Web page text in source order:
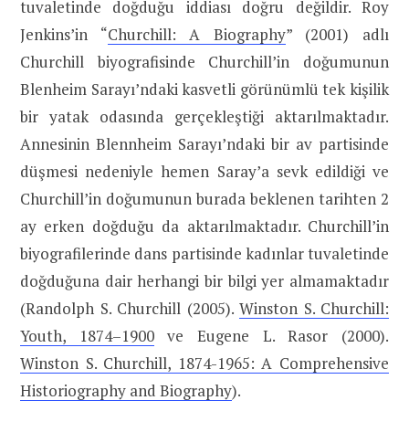
tuvaletinde doğduğu iddiası doğru değildir. Roy
Jenkins’in “Churchill: A Biography” (2001) adlı
Churchill biyografisinde Churchill’in doğumunun
Blenheim Sarayı’ndaki kasvetli görünümlü tek kişilik
bir yatak odasında gerçekleştiği aktarılmaktadır.
Annesinin Blennheim Sarayı’ndaki bir av partisinde
düşmesi nedeniyle hemen Saray’a sevk edildiği ve
Churchill’in doğumunun burada beklenen tarihten 2
ay erken doğduğu da aktarılmaktadır. Churchill’in
biyografilerinde dans partisinde kadınlar tuvaletinde
doğduğuna dair herhangi bir bilgi yer almamaktadır
(Randolph S. Churchill (2005). Winston S. Churchill:
Youth, 1874–1900ve Eugene L. Rasor (2000).
Winston S. Churchill, 1874-1965: A Comprehensive
Historiography and Biography).